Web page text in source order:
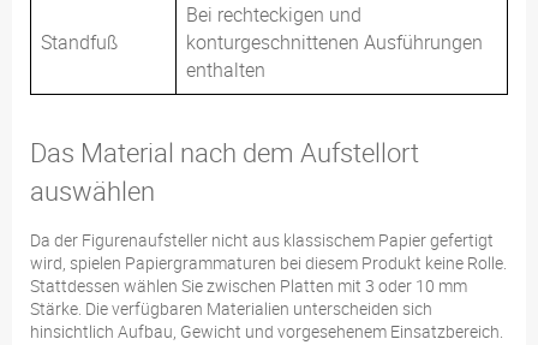
Standfuß
Bei rechteckigen und
konturgeschnittenen Ausführungen
enthalten
Das Material nach dem Aufstellort
auswählen
Da der Figurenaufsteller nicht aus klassischem Papier gefertigt
wird, spielen Papiergrammaturen bei diesem Produkt keine Rolle.
Stattdessen wählen Sie zwischen Platten mit 3 oder 10 mm
Stärke. Die verfügbaren Materialien unterscheiden sich
hinsichtlich Aufbau, Gewicht und vorgesehenem Einsatzbereich.